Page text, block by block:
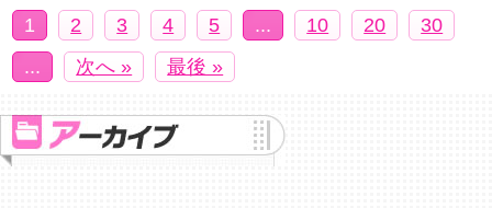
1 2 3 4 5 ... 10 20
30
...
次へ » 最後 »